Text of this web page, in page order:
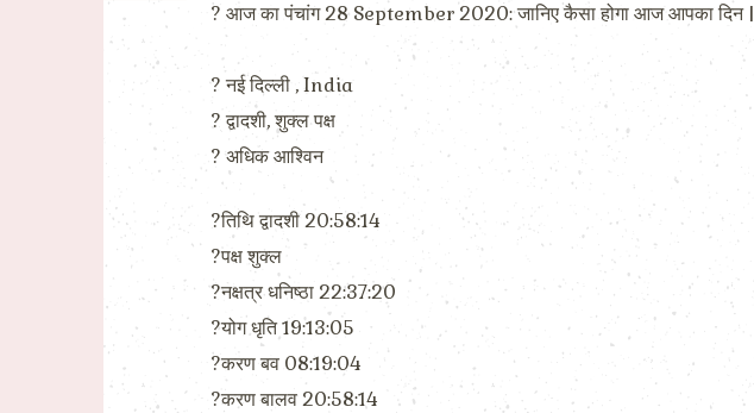
? आज का पंचांग 28 September 2020: जानिए कैसा होगा आज आपका दिन |
?️ नई दिल्ली , India
?️ द्वादशी, शुक्ल पक्ष
?️ अधिक आश्विन
?तिथि द्वादशी 20:58:14
?पक्ष शुक्ल
?नक्षत्र धनिष्ठा 22:37:20
?योग धृति 19:13:05
?करण बव 08:19:04
?करण बालव 20:58:14